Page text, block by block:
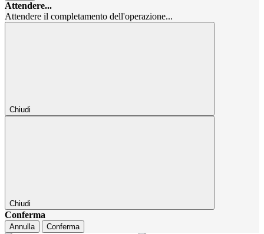
Attendere...
Attendere il completamento dell'operazione...
Chiudi
Chiudi
Conferma
Annulla Conferma